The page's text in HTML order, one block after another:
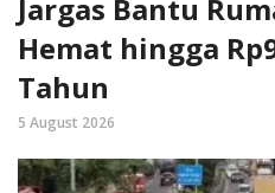
Jargas Bantu
Hemat hingga
Tahun
5 August 2026